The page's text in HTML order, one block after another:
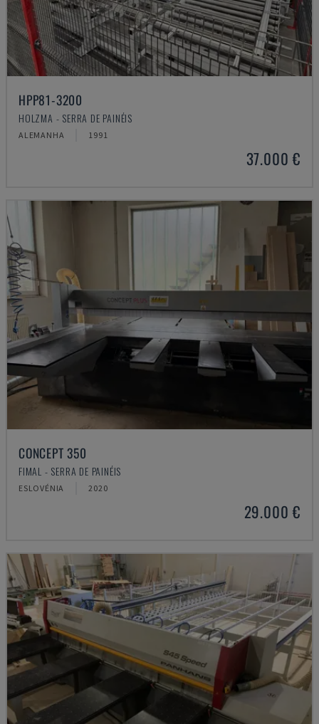
HPP81-3200
HOLZMA - SERRA DE PAINÉIS
ALEMANHA 1991
37.000 €
CONCEPT 350
FIMAL - SERRA DE PAINÉIS
ESLOVÉNIA 2020
29.000 €